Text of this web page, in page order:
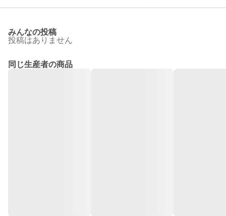
みんなの投稿
投稿はありません
同じ生産者の商品